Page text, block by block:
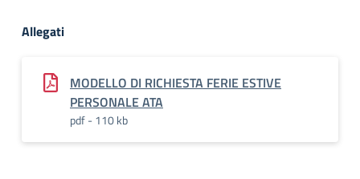
Allegati
MODELLO DI RICHIESTA FERIE ESTIVE
PERSONALE ATA
pdf - 110 kb